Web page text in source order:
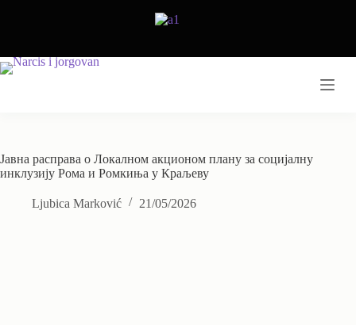
Јавна расправа о Локалном акционом плану за социјалну
инклузију Рома и Ромкиња у Краљеву
Ljubica Marković 21/05/2026